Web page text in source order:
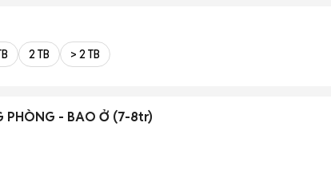
2 TB > 2 TB
PHÒNG - BAO Ở (7-8tr)